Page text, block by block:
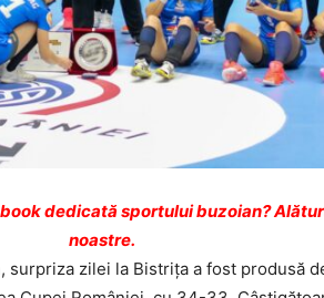
dedicată sportului buzoian?
noastre.
surpriza zilei la Bistrița a fost produsă